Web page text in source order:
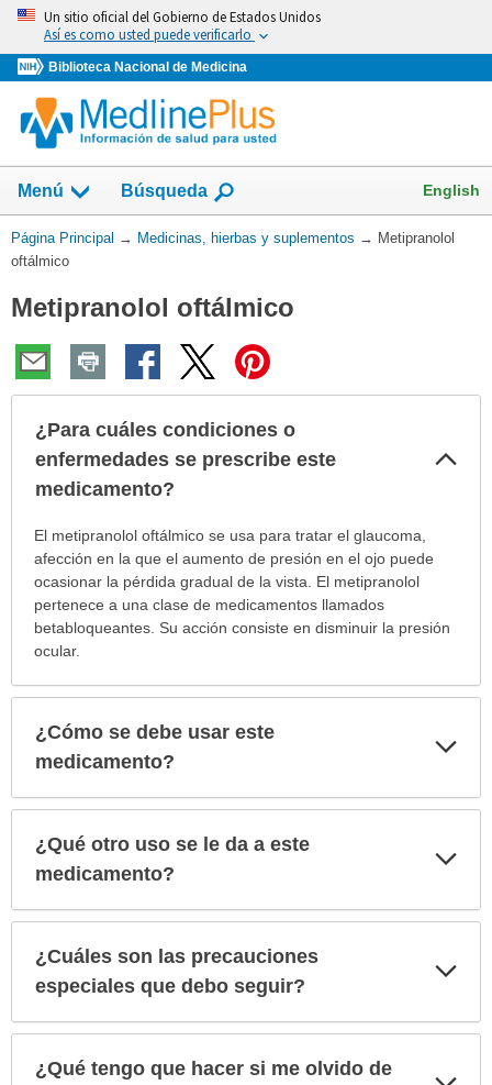
Omita
vaya
al
Contenido
Un sitio oficial del Gobierno de Estados Unidos
Así es como usted puede verificarlo
Biblioteca Nacional de Medicina
Menú
Mostrar
campo
de
Búsqueda English
Usted
está
Página Principal → Medicinas, hierbas y suplementos → Metipranolol
oftálmico
Metipranolol oftálmico
¿Para cuáles condiciones o
enfermedades se prescribe este
medicamento?
¿Para
cuáles
condiciones
enfermedades
este
medicamento?
sido
El metipranolol oftálmico se usa para tratar el glaucoma,
afección en la que el aumento de presión en el ojo puede
ocasionar la pérdida gradual de la vista. El metipranolol
pertenece a una clase de medicamentos llamados
betabloqueantes. Su acción consiste en disminuir la presión
ocular.
¿Cómo se debe usar este
medicamento?
¿Qué otro uso se le da a este
medicamento?
¿Cuáles son las precauciones
especiales que debo seguir?
¿Qué tengo que hacer si me olvido de